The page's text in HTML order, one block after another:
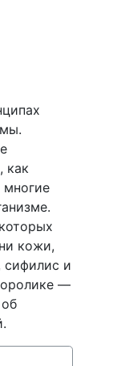
как
кожи,
сифилис и
—